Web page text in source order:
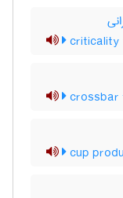
criticality
crossbar
cup